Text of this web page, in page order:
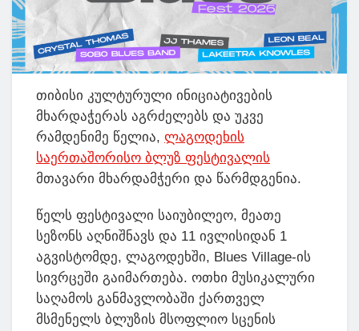
თიბისი კულტურული ინიციატივების
მხარდაჭერას აგრძელებს და უკვე
რამდენიმე წელია, ლაგოდეხის
საერთაშორისო ბლუზ ფესტივალის
მთავარი მხარდამჭერი და წარმდგენია.
წელს ფესტივალი საიუბილეო, მეათე
სეზონს აღნიშნავს და 11 ივლისიდან 1
აგვისტომდე, ლაგოდეხში, Blues Village-ის
სივრცეში გაიმართება. ოთხი მუსიკალური
საღამოს განმავლობაში ქართველ
მსმენელს ბლუზის მსოფლიო სცენის